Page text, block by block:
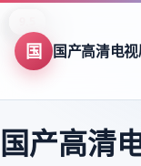
国 国产高清电
国产高清